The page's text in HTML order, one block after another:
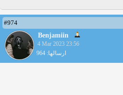
#974
Benjamiin
4 Mar 2023 23:56
ارسالها: 964